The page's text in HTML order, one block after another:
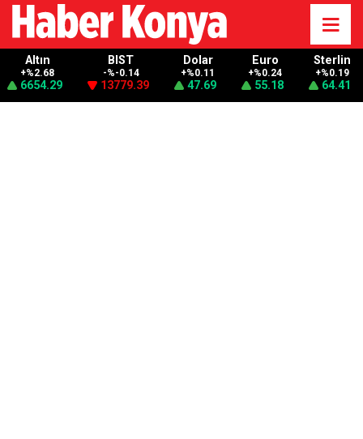
Altın
+%2.68
6654.29
BIST
-%-0.14
13779.39
Dolar
+%0.11
47.69
Euro
+%0.24
55.18
Sterlin
+%0.19
64.41